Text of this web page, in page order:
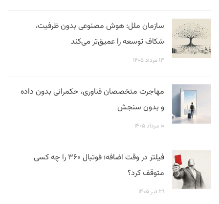
سازمان ملل: هوش مصنوعی بدون ظرفیت،
شکاف توسعه را عمیق‌تر می‌کند
۱۳ مرداد ۱۴۰۵
مهاجرت متخصصان فناوری، حکمرانی بدون داده
و بدون سنجش
۱۰ مرداد ۱۴۰۵
فیلتر در وقت اضافه؛ فوتبال ۳۶۰ را چه کسی
متوقف کرد؟
۳۱ تیر ۱۴۰۵